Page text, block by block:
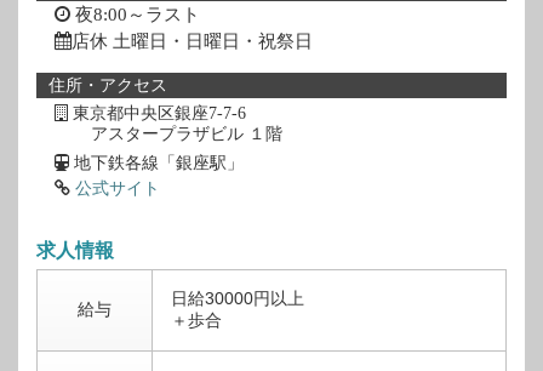
夜8:00～ラスト
店休 土曜日・日曜日・祝祭日
住所・アクセス
東京都中央区銀座7-7-6
アスタープラザビル １階
地下鉄各線「銀座駅」
公式サイト
求人情報
給与
日給30000円以上
＋歩合